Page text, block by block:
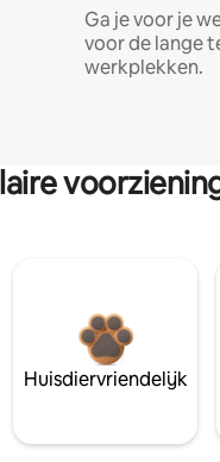
Ga je voor je
voor de lange
werkplekken.
Huisdiervriendelijk